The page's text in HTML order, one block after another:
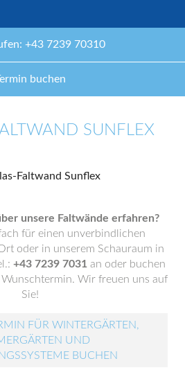
+43 7239 70310
buchen
SUNFLEX
unsere Faltwände erfahren?
für einen unverbindlichen
oder in unserem Schauraum in
+43 7239 7031 an oder buchen
Wunschtermin. Wir freuen uns auf
Sie!
FÜR WINTERGÄRTEN,
UND
BUCHEN